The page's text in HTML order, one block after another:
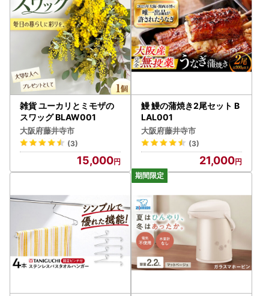
雑貨 ユーカリとミモザの
スワッグ BLAW001
大阪府藤井寺市
(3)
15,000
鰻 鰻の蒲焼き2尾セット B
LAL001
大阪府藤井寺市
(3)
21,000